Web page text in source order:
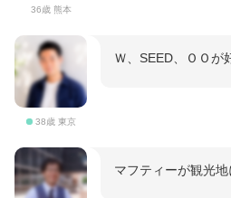
36歳 熊本
38歳 東京
Ｗ、SEED、ＯＯが
マフティーが観光